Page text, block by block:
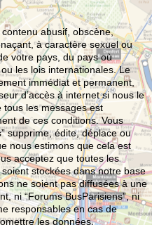
abusif, obscène,
à caractère sexuel ou
votre pays, du pays où
les lois internationales. Le
immédiat et permanent,
d’accès à internet si nous le
tous les messages est
de ces conditions. Vous
supprime, édite, déplace ou
nous estimons que cela est
acceptez que toutes les
stockées dans notre base
ne soient pas diffusées à une
ni “Forums BusParisiens”, ni
responsables en cas de
les données.